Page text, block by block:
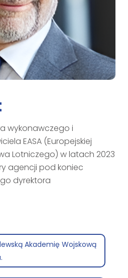
wykonawczego i
EASA (Europejskiej
Lotniczego) w latach 2023
agencji pod koniec
dyrektora
Akademię Wojskową